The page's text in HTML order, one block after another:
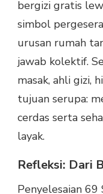
bergizi gratis
simbol
urusan rumah
jawab kolektif.
masak, ahli gizi,
tujuan serupa:
cerdas serta
layak.
Refleksi: Dari
Penyelesaian